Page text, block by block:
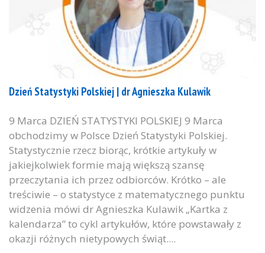
Dzień Statystyki Polskiej | dr Agnieszka Kulawik
9 Marca DZIEŃ STATYSTYKI POLSKIEJ 9 Marca
obchodzimy w Polsce Dzień Statystyki Polskiej.
Statystycznie rzecz biorąc, krótkie artykuły w
jakiejkolwiek formie mają większą szansę
przeczytania ich przez odbiorców. Krótko – ale
treściwie – o statystyce z matematycznego punktu
widzenia mówi dr Agnieszka Kulawik „Kartka z
kalendarza” to cykl artykułów, które powstawały z
okazji różnych nietypowych świąt....